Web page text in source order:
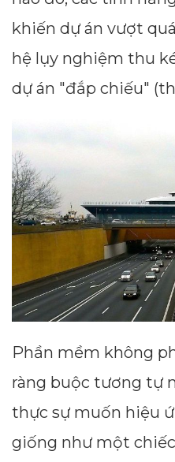
khiến dự án vượt
hệ lụy nghiệm thu
dự án "đắp chiếu"
Phần mềm không
ràng buộc tương tự
thực sự muốn hiệu
giống như một